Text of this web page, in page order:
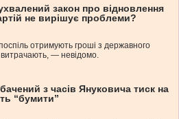
закон про відновлення
не вирішує проблеми?
отримують гроші з державного
— невідомо.
з часів Януковича тиск на
“бумити”